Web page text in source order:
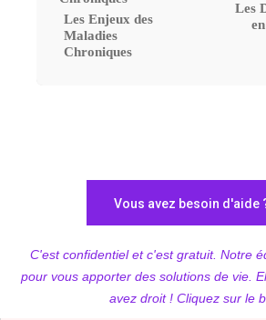
Les Enjeux des
Maladies
Chroniques
Les
Vous avez besoin d'aide
C'est confidentiel et c'est gratuit. Notre
pour vous apporter des solutions de vie.
avez droit ! Cliquez sur le